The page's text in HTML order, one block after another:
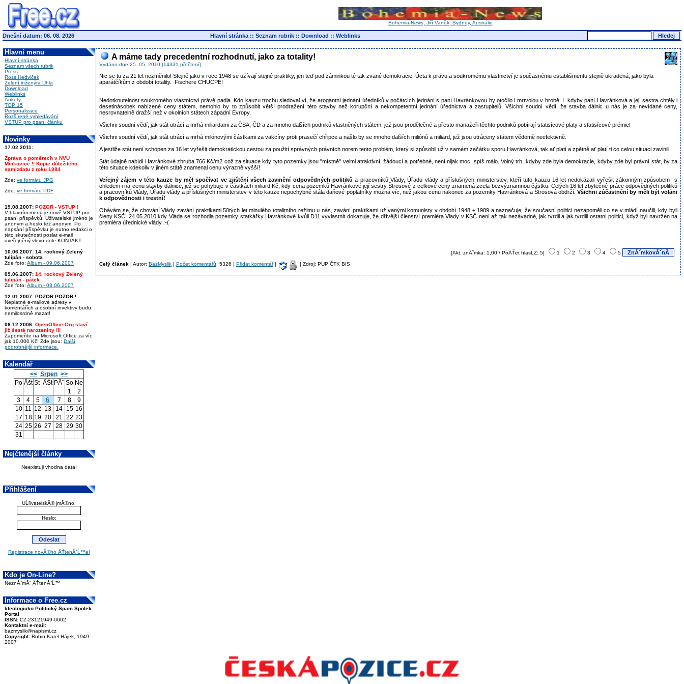
Bohemia-News, Jiří Vaněk, Sydney, Austrálie
Dnešní datum: 06. 08. 2026 Hlavní stránka:: Seznam rubrik:: Download :: Weblinks
Hlavní menu
Hlavní stránka
Seznam všech rubrik
Press
Ross Hedviček
Zelení inženýra Uhla
Download
Weblinks
Ankety
TOP 15
Personalizace
Rozšírené vyhledávání
VSTUP pro psaní článku
Novinky
17.02.2011:
Zpráva o poměrech v NVÚ
Minkovice !! Kopie důležitého
samizdatu z roku 1984
Zde: ve formátu JPG
Zde: ve formátu PDF
19.08.2007: POZOR - VSTUP !
V hlavním menu je nově VSTUP pro
psaní příspěvků. Uživatelské jméno je
anonym a heslo též anonym. Po
napsání příspěvku je nutno redakci o
této skutečnosti poslat e-mail
uveřejněný vlevo dole KONTAKT.
10.06.2007: 14. rockový Zelený
tulipán - sobota
Zde foto: Album - 09.06.2007
09.06.2007: 14. rockový Zelený
tulipán - pátek
Zde foto: Album - 08.06.2007
12.01.2007: POZOR POZOR !
Neplatné e-mailové adresy v
komentářích a osobní invektivy budu
nemilosrdně mazat!
06.12.2006: OpenOffice.Org slaví
již šesté narozeniny !!!
Zapomeňte na Microsoft Office za víc
jak 10.000 Kč! Zde jsou: Další
podrobnější informace.
Kalendář
<< Srpen >>
Po Ăšt St ÄŚt PĂˇ So Ne
1
2
3
4 5 6 7 8
9
10 11 12 13 14 15 16
17 18 19 20 21 22 23
24 25 26 27 28 29 30
31
Nejčtenější články
Neexistuji vhodna data!
Přihlášení
UĹľivatelskĂ© jmĂ©no:
Heslo:
Registrace novĂ©ho ÄŤtenĂˇĹ™e!
Kdo je On-Line?
NeznĂˇmĂ˝ ÄŤtenĂˇĹ™
Informace o Free.cz
Ideologicko Politický Spam Spolek
Portal
ISSN: CZ-23121949-0002
Kontaktní e-mail:
bazmyslik@napismi.cz
Copyright: Robin Karel Hájek, 1949-
2007
A máme tady precedentní rozhodnutí, jako za totality!
Vydáno dne 25. 05. 2010 (14331 přečtení)
Nic se tu za 21 let nezměnilo! Stejně jako v roce 1948 se užívají stejné praktiky, jen teď pod záminkou té tak zvané demokracie. Úcta k právu a soukromému vlastnictví je současnému establišmentu stejně ukradená, jako byla
aparátčíkům z období totality. Fischere CHUCPE!
Nedotknutelnost soukromého vlastníctví právě padla. Kdo kauzu trochu sledoval ví, že arogantní jednání úředníků v počátcích jednání s paní Havránkovou by otočilo i mrtvolou v hrobě. I kdyby paní Havránková a její sestra chtěly i
desetinásobek nabízené ceny státem, nemohlo by to způsobit větší prodražení této stavby než korupční a nekompetentní jednání úřednictva a zastupitelů. Všichni soudní vědí, že stavba dálnic u nás je za nevídané ceny,
nesrovnatelně dražší než v okolních státech západní Evropy.
Všichni soudní vědí, jak stát utrácí a mrhá miliardami za ČSA, ČD a za mnoho dalších podniků vlastněných státem, jež jsou prodělečné a přesto manažeři těchto podniků pobírají statisícové platy a statisícové prémie!
Všichni soudní vědí, jak stát utrácí a mrhá milónovými částkami za vakcíny proti prasečí chřipce a našlo by se mnoho dalších miliónů a miliard, jež jsou utráceny státem vědomě neefektivně.
A jestliže stát není schopen za 16 let vyřešit demokratickou cestou za použití správných právních norem tento problém, který si způsobil už v samém začátku sporu Havránková, tak ať platí a zpětně ať platí ti co celou situaci zavinili.
Stát údajně nabídl Havránkové zhruba 766 Kč/m2 což za situace kdy tyto pozemky jsou "místně" velmi atraktivní, žádoucí a potřebné, není nijak moc, spíš málo. Volný trh, kdyby zde byla demokracie, kdyby zde byl právní stát, by za
této situace kdekoliv v jiném státě znamenal cenu výrazně vyšší!
Veřejný zájem v této kauze by měl spočívat ve zjištění všech zavinění odpovědných politiků a pracovníků Vlády, Úřadu vlády a příslušných ministerstev, kteří tuto kauzu 16 let nedokázali vyřešit zákonným způsobem s
ohledem i na cenu stavby dálnice, jež se pohybuje v částkách miliard Kč, kdy cena pozemků Havránkové její sestry Štrosové z celkové ceny znamená zcela bezvýznamnou částku. Celých 16 let zbytečné práce odpovědných politiků
a pracovníků Vlády, Úřadu vlády a příslušných ministerstev v této kauze nepochybně stála daňové poplatníky možná víc, než jakou cenu nakonec za pozemky Havránková a Štrosová obdrží.Všichni zúčastnění by měli být voláni
k odpovědnosti i trestní!
Obávám se, že chování Vlády zavání praktikami 50tých let minulého totalitního režimu u nás, zavání praktikami užívanými komunisty v období 1948 ÷ 1989 a naznačuje, že současní politici nezapoměli co se v mládí naučili, kdy byli
členy KSČ! 24.05.2010 kdy Vláda se rozhodla pozemky statkářky Havránkové kvůli D11 vyvlastnit dokazuje, že dřívější členství premiéra Vlady v KSČ není až tak nezávadné, jak tvrdil a jak tvrdili ostatní politici, když byl navržen na
premiéra úřednické vlády :-(
[Akt. znĂˇmka: 1,00 / PoÄŤet hlasĹŻ: 5] 1 2 3 4
5
Celý článek | Autor: BazMyslik | Počet komentářů: 5326 | Přidat komentář| | Zdroj: PUP ČTK BIS